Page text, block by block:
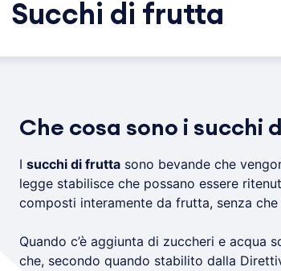
Succhi di frutta
Che cosa sono i succhi
I succhi di fruttasono bevande che
legge stabilisce che possano essere
composti interamente da frutta, senza
Quando c’è aggiunta di zuccheri e acqua
che, secondo quando stabilito dalla